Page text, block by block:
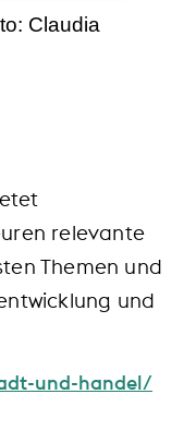
Claudia
relevante
Themen und
und
und-handel/